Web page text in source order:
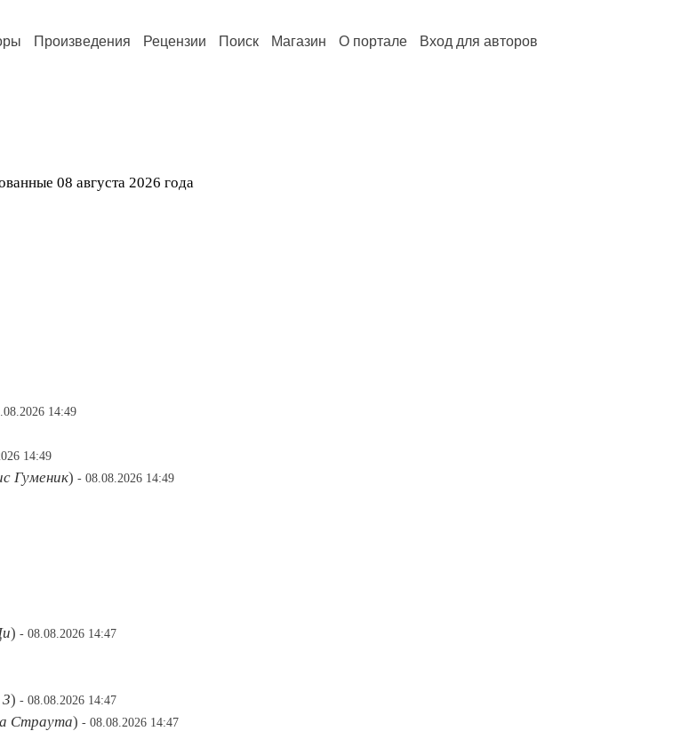
Произведения Рецензии Поиск Магазин О портале Вход для авторов
08 августа 2026 года
14:49
14:49
Гуменик) - 08.08.2026 14:49
) - 08.08.2026 14:47
) - 08.08.2026 14:47
Страута) - 08.08.2026 14:47